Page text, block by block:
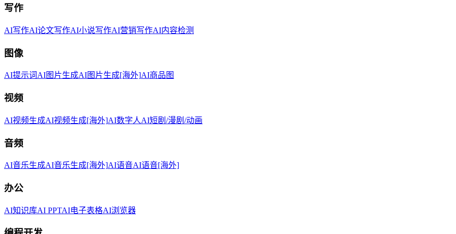
写作
AI写作AI论文写作AI小说写作AI营销写作AI内容检测
图像
AI提示词AI图片生成AI图片生成[海外]AI商品图
视频
AI视频生成AI视频生成[海外]AI数字人AI短剧/漫剧/动画
音频
AI音乐生成AI音乐生成[海外]AI语音AI语音[海外]
办公
AI知识库AI PPTAI电子表格AI浏览器